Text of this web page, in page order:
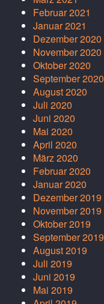
Februar 2021
Januar 2021
Dezember 2020
November 2020
Oktober 2020
September 2020
August 2020
Juli 2020
Juni 2020
Mai 2020
April 2020
März 2020
Februar 2020
Januar 2020
Dezember 2019
November 2019
Oktober 2019
September 2019
August 2019
Juli 2019
Juni 2019
Mai 2019